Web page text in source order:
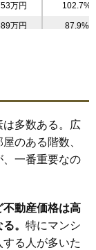
12分）
万円 72.6%
万円 102.7%
万円 87.9%
多数ある。広
のある階数、
一番重要なの
動産価格は高
。 特にマンシ
る人が多いた